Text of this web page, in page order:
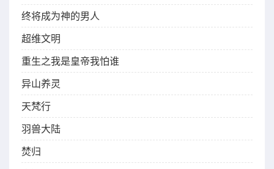
终将成为神的男人
超维文明
重生之我是皇帝我怕谁
异山养灵
天梵行
羽兽大陆
焚归